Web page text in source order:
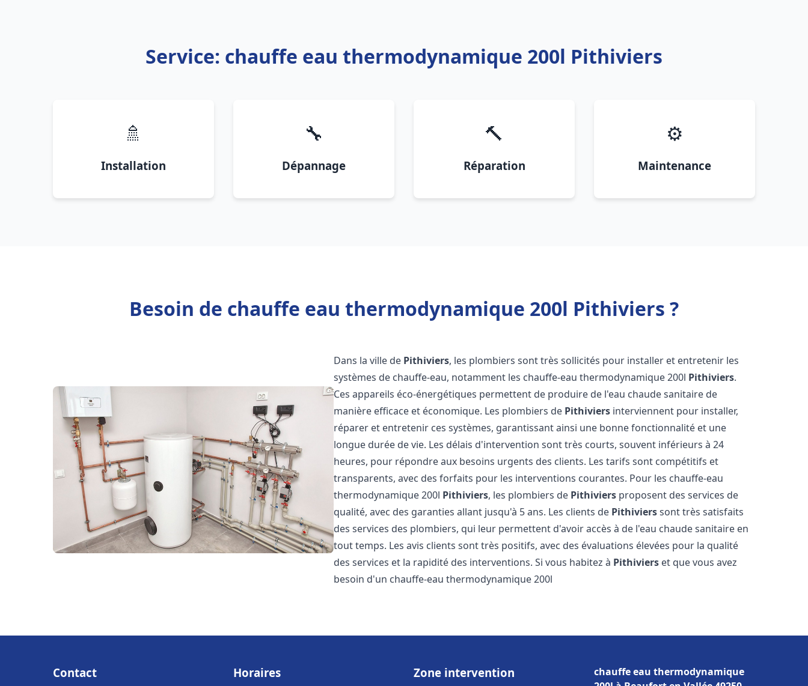
Service: chauffe eau thermodynamique 200l Pithiviers
🚿
Installation
🔧
Dépannage
🔨
Réparation
⚙️
Maintenance
Besoin de chauffe eau thermodynamique 200l Pithiviers ?
Dans la ville de Pithiviers, les plombiers sont très sollicités pour installer et entretenir les
systèmes de chauffe-eau, notamment les chauffe-eau thermodynamique 200l Pithiviers.
Ces appareils éco-énergétiques permettent de produire de l'eau chaude sanitaire de
manière efficace et économique. Les plombiers de Pithiviers interviennent pour installer,
réparer et entretenir ces systèmes, garantissant ainsi une bonne fonctionnalité et une
longue durée de vie. Les délais d'intervention sont très courts, souvent inférieurs à 24
heures, pour répondre aux besoins urgents des clients. Les tarifs sont compétitifs et
transparents, avec des forfaits pour les interventions courantes. Pour les chauffe-eau
thermodynamique 200l Pithiviers, les plombiers de Pithiviers proposent des services de
qualité, avec des garanties allant jusqu'à 5 ans. Les clients de Pithivierssont très satisfaits
des services des plombiers, qui leur permettent d'avoir accès à de l'eau chaude sanitaire en
tout temps. Les avis clients sont très positifs, avec des évaluations élevées pour la qualité
des services et la rapidité des interventions. Si vous habitez à Pithiviers et que vous avez
besoin d'un chauffe-eau thermodynamique 200l
Contact Horaires Zone intervention
chauffe eau thermodynamique